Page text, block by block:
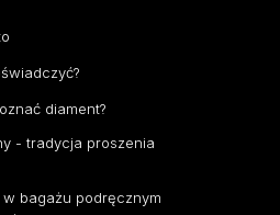
diament?
- tradycja proszenia
w bagażu podręcznym